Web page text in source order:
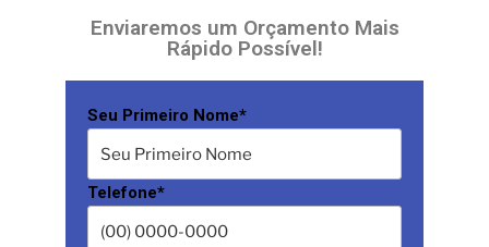
Enviaremos um Orçamento Mais
Rápido Possível​!
Seu Primeiro Nome*
Telefone*